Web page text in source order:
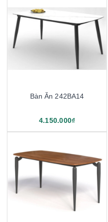
Bàn Ăn 242BA14
4.150.000₫